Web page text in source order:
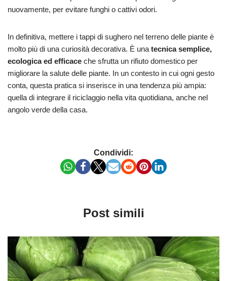
nuovamente, per evitare funghi o cattivi odori.
In definitiva, mettere i tappi di sughero nel terreno delle piante è
molto più di una curiosità decorativa. È una tecnica semplice,
ecologica ed efficace che sfrutta un rifiuto domestico per
migliorare la salute delle piante. In un contesto in cui ogni gesto
conta, questa pratica si inserisce in una tendenza più ampia:
quella di integrare il riciclaggio nella vita quotidiana, anche nel
angolo verde della casa.
Condividi:
Post simili